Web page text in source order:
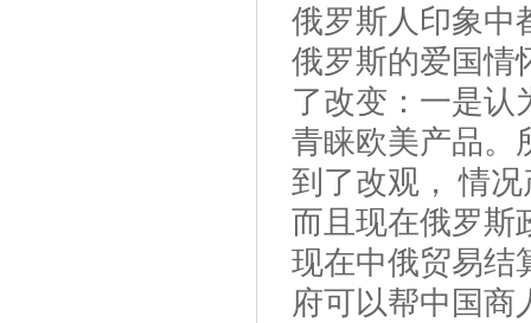
俄罗斯人印象中
俄罗斯的爱国情
了改变：一是认
青睐欧美产品。
到了改观， 情
而且现在俄罗斯
现在中俄贸易结
府可以帮中国商